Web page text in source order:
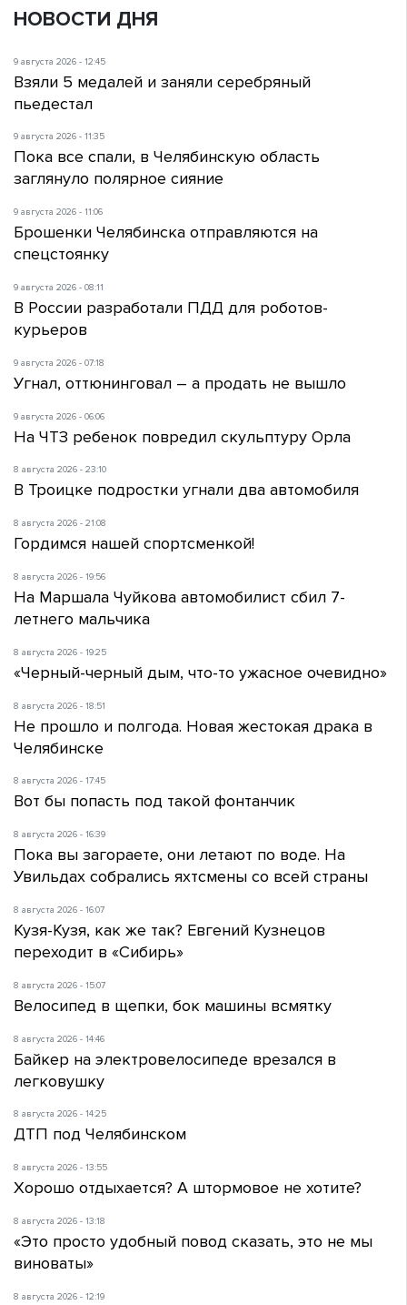
НОВОСТИ ДНЯ
9 августа 2026 - 12:45
Взяли 5 медалей и заняли серебряный
пьедестал
9 августа 2026 - 11:35
Пока все спали, в Челябинскую область
заглянуло полярное сияние
9 августа 2026 - 11:06
Брошенки Челябинска отправляются на
спецстоянку
9 августа 2026 - 08:11
В России разработали ПДД для роботов-
курьеров
9 августа 2026 - 07:18
Угнал, оттюнинговал – а продать не вышло
9 августа 2026 - 06:06
На ЧТЗ ребенок повредил скульптуру Орла
8 августа 2026 - 23:10
В Троицке подростки угнали два автомобиля
8 августа 2026 - 21:08
Гордимся нашей спортсменкой!
8 августа 2026 - 19:56
На Маршала Чуйкова автомобилист сбил 7-
летнего мальчика
8 августа 2026 - 19:25
«Черный-черный дым, что-то ужасное очевидно»
8 августа 2026 - 18:51
Не прошло и полгода. Новая жестокая драка в
Челябинске
8 августа 2026 - 17:45
Вот бы попасть под такой фонтанчик
8 августа 2026 - 16:39
Пока вы загораете, они летают по воде. На
Увильдах собрались яхтсмены со всей страны
8 августа 2026 - 16:07
Кузя-Кузя, как же так? Евгений Кузнецов
переходит в «Сибирь»
8 августа 2026 - 15:07
Велосипед в щепки, бок машины всмятку
8 августа 2026 - 14:46
Байкер на электровелосипеде врезался в
легковушку
8 августа 2026 - 14:25
ДТП под Челябинском
8 августа 2026 - 13:55
Хорошо отдыхается? А штормовое не хотите?
8 августа 2026 - 13:18
«Это просто удобный повод сказать, это не мы
виноваты»
8 августа 2026 - 12:19